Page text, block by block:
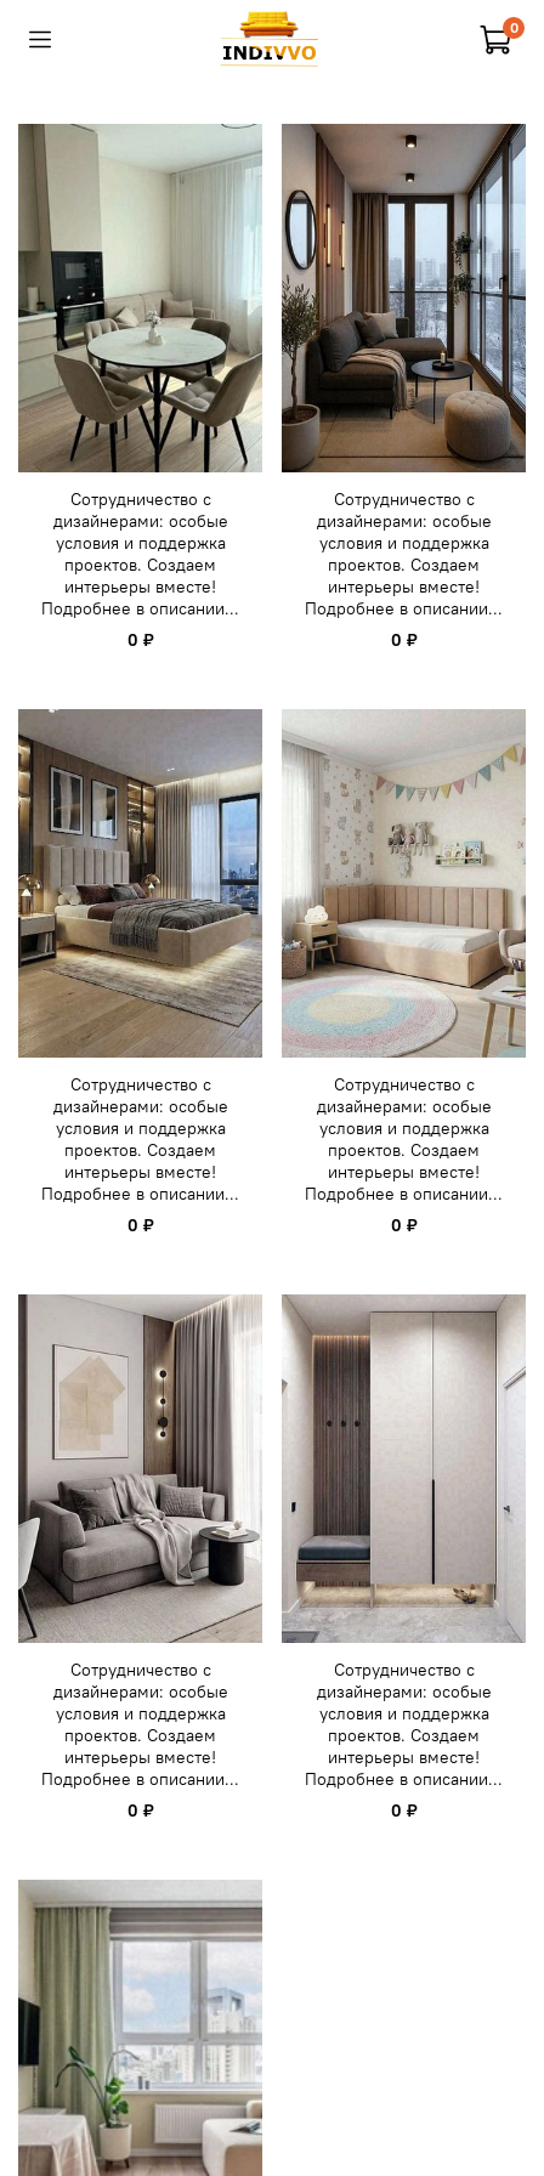
0
Сотрудничество с
дизайнерами: особые
условия и поддержка
проектов. Создаем
интерьеры вместе!
Подробнее в описании...
0 ₽
Сотрудничество с
дизайнерами: особые
условия и поддержка
проектов. Создаем
интерьеры вместе!
Подробнее в описании...
0 ₽
Сотрудничество с
дизайнерами: особые
условия и поддержка
проектов. Создаем
интерьеры вместе!
Подробнее в описании...
0 ₽
Сотрудничество с
дизайнерами: особые
условия и поддержка
проектов. Создаем
интерьеры вместе!
Подробнее в описании...
0 ₽
Сотрудничество с
дизайнерами: особые
условия и поддержка
проектов. Создаем
интерьеры вместе!
Подробнее в описании...
0 ₽
Сотрудничество с
дизайнерами: особые
условия и поддержка
проектов. Создаем
интерьеры вместе!
Подробнее в описании...
0 ₽